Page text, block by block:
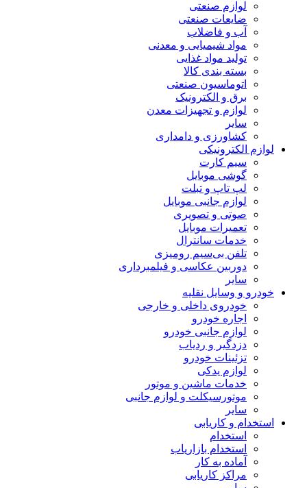
لوازم صنعتی
ضایعات صنعتی
آب و فاضلاب
مواد شیمیایی و معدنی
تولید مواد غذایی
بسته بندی کالا
اتوماسیون صنعتی
برق و الکترونیک
لوازم و تجهیزات معدن
سایر
کشاورزی و دامداری
لوازم الکترونیکی
سیم کارت
گوشی موبایل
لپ تاپ و تبلت
لوازم جانبی موبایل
صوتی و تصویری
تعمیرات موبایل
خدمات سانترال
تلفن بی‌سیم رومیزی
دوربین عکاسی و فیلمبرداری
سایر
خودرو و وسایل نقلیه
خودروی داخلی و خارجی
اجاره خودرو
لوازم جانبی خودرو
دزدگیر و ردیاب
تزئینات خودرو
لوازم یدکی
خدمات ماشین و موتور
موتورسیکلت و لوازم جانبی
سایر
استخدام و کاریابی
استخدام
استخدام بازاریاب
آماده به کار
مراکز کاریابی